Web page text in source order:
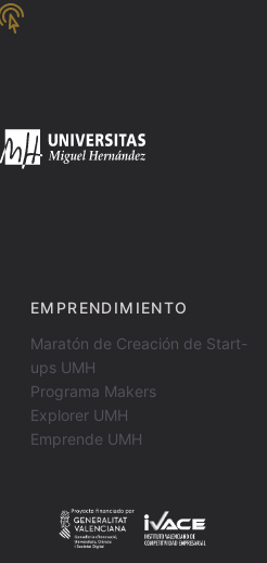
EMPRENDIMIENTO
Maratón de Creación de Start-
ups UMH
Programa Makers
Explorer UMH
Emprende UMH